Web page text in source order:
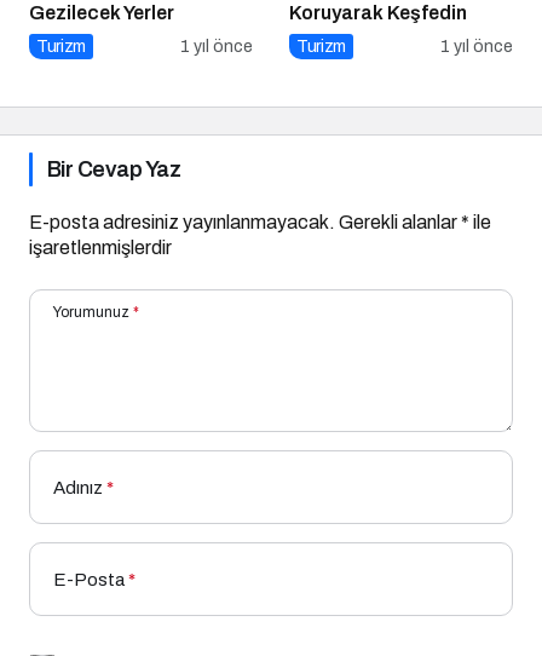
Gezilecek Yerler
Turizm 1 yıl önce
Koruyarak Keşfedin
Turizm 1 yıl önce
Bir Cevap Yaz
E-posta adresiniz yayınlanmayacak. Gerekli alanlar* ile
işaretlenmişlerdir
Yorumunuz *
Adınız *
E-Posta*